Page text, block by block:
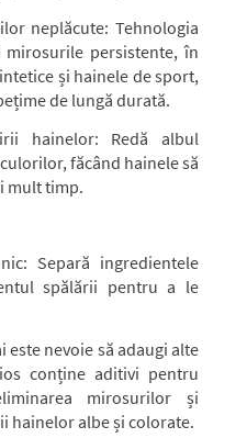
neplăcute: Tehnologia
mirosurile persistente, în
și hainele de sport,
de lungă durată.
hainelor: Redă albul
făcând hainele să
mult timp.
Separă ingredientele
spălării pentru a le
este nevoie să adaugi alte
conține aditivi pentru
mirosurilor și
hainelor albe și colorate.